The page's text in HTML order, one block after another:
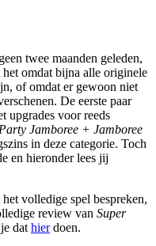
twee maanden geleden,
omdat bijna alle originele
of omdat er gewoon niet
De eerste paar
upgrades voor reeds
Jamboree + Jamboree
in deze categorie. Toch
en hieronder lees jij
volledige spel bespreken,
review van Super
dat hierdoen.